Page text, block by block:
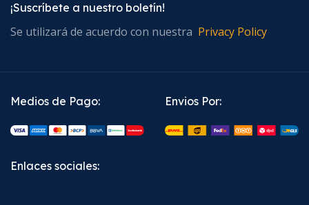
¡Suscríbete a nuestro boletín!
Se utilizará de acuerdo con nuestra Privacy Policy
Medios de Pago: Envios Por:
Enlaces sociales: